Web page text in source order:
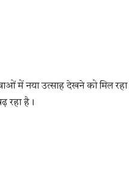
नया उत्साह देखने को मिल रहा
रहा है।